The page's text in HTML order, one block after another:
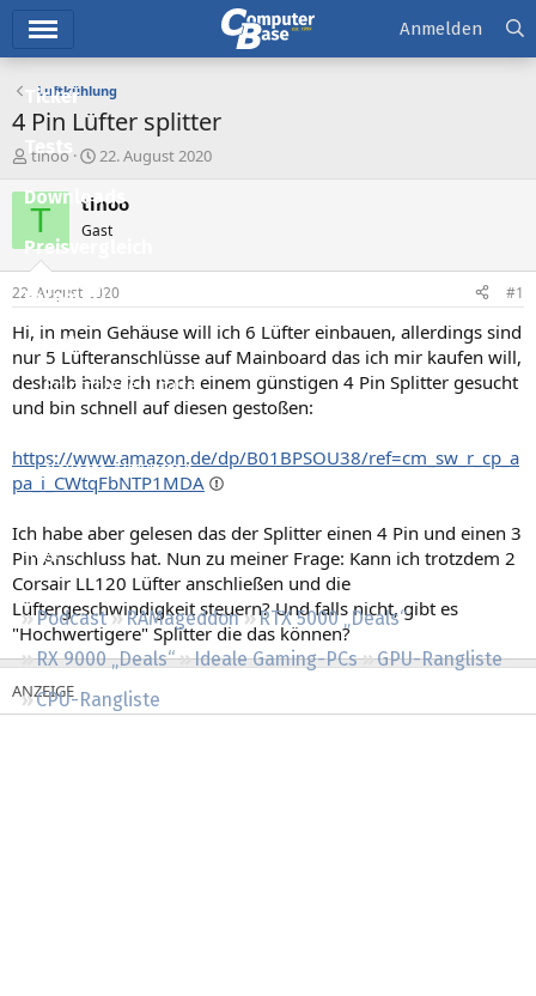
Ticker
Tests
Downloads
Preisvergleich
Forum
Aktuelles
Empfohlene Inhalte
Neueste Aktivitäten
Regeln
Podcast RAMageddon
RTX 5000 „Deals“
RX 9000 „Deals“
Ideale Gaming-PCs
GPU-Rangliste
CPU-Rangliste
Anmelden
Luftkühlung
4 Pin Lüfter splitter
E
s
t
e
e
tinoo
E
s
e
l
t
a
22. August 2020
T tinoo
Gast
22. August 2020 #1
Hi, in mein Gehäuse will ich 6 Lüfter einbauen, allerdings sind
nur 5 Lüfteranschlüsse auf Mainboard das ich mir kaufen will,
deshalb habe ich nach einem günstigen 4 Pin Splitter gesucht
und bin schnell auf diesen gestoßen:
https://www.amazon.de/dp/B01BPSOU38/ref=cm_sw_r_cp_a
pa_i_CWtqFbNTP1MDA
Ich habe aber gelesen das der Splitter einen 4 Pin und einen 3
Pin Anschluss hat. Nun zu meiner Frage: Kann ich trotzdem 2
Corsair LL120 Lüfter anschließen und die
Lüftergeschwindigkeit steuern? Und falls nicht, gibt es
"Hochwertigere" Splitter die das können?